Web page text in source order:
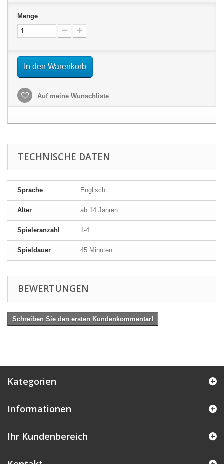
Menge
In den Warenkorb
Auf meine Wunschliste
TECHNISCHE DATEN
Sprache Englisch
Alter ab 14 Jahren
Spieleranzahl 1-4
Spieldauer 45 Minuten
BEWERTUNGEN
Schreiben Sie den ersten Kundenkommentar!
Kategorien
Informationen
Ihr Kundenbereich